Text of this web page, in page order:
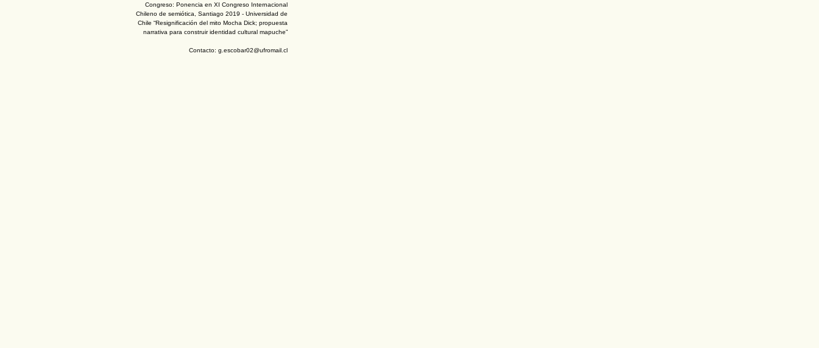
Congreso: Ponencia en XI Congreso Internacional
Chileno de semiótica, Santiago 2019 - Universidad de
Chile “Resignificación del mito Mocha Dick; propuesta
narrativa para construir identidad cultural mapuche”
Contacto: g.escobar02@ufromail.cl